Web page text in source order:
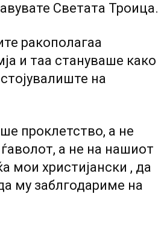
Светата Троица.
ракополагаа
и таа стануваше како
на
проклетство, а не
а не на нашиот
мои христијански , да
му заблгодариме на